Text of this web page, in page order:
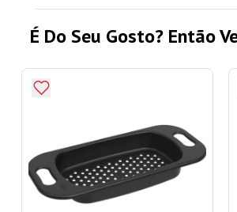
É Do Seu Gosto? Então